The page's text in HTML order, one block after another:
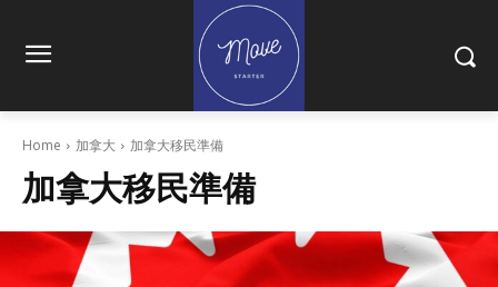
Home 加拿大 加拿大移民準備
加拿大移民準備